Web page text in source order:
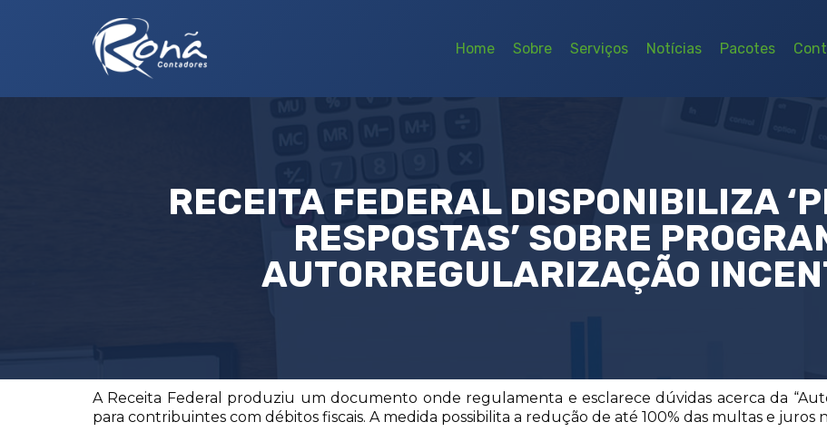
Home Sobre Serviços Notícias Pacotes
RECEITA FEDERAL DISPONIBILIZA
RESPOSTAS’ SOBRE
AUTORREGULARIZAÇÃO
A Receita Federal produziu um documento onde regulamenta e esclarece dúvidas acerca da
para contribuintes com débitos fiscais. A medida possibilita a redução de até 100% das multas e juros